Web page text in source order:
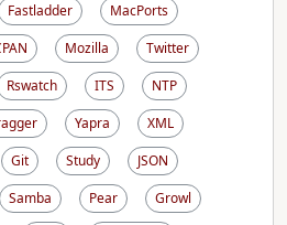
Fastladder
MacPorts
Mozilla
Twitter
Rswatch ITS
NTP
Yapra
XML
Git Study
JSON
Samba Pear
Growl